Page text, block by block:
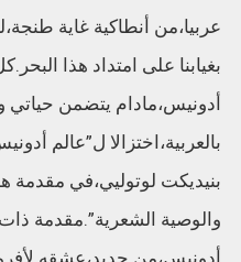
عربيا،من أنطاكية غاية
بغيابنا على امتداد هذا
أدونيس،مادام يتضمن حياتي
بالعربية،اختزالا ل”عالم
بنيديكت لوتوليي،في مقدمة
والوصية الشعرية”.مقدمة
أدونيس،من جديد،عشقه